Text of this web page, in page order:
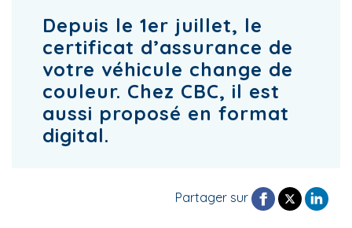
Depuis le 1er juillet, le
certificat d’assurance de
votre véhicule change de
couleur. Chez CBC, il est
aussi proposé en format
digital.
Partager sur